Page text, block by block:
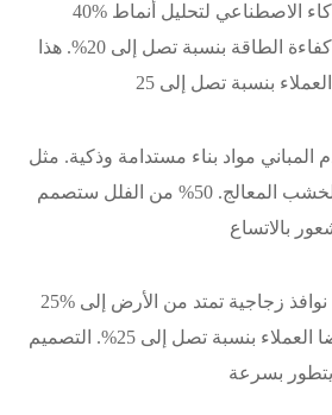
40% من الفلل ستستخدم الذكاء الاصطناعي لتحليل أنماط
الاستخدام. هذا يزيد من كفاءة الطاقة بنسبة تصل إلى 20%. هذا
ستستخدم المباني مواد بناء مستدامة وذكية. مثل
الزجاج المعاد تدويره والخشب المعالج. 50% من الفلل ستصمم
25% من الفلل ستحتوي على نوافذ زجاجية تمتد من الأرض إلى
السقف. هذا يزيد من رضا العملاء بنسبة تصل إلى 25%. التصميم